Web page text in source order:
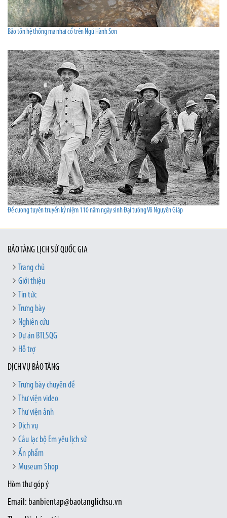
Bảo tồn hệ thống ma nhai cổ trên Ngũ Hành Sơn
Đề cương tuyên truyền kỷ niệm 110 năm ngày sinh Đại tướng Võ Nguyên Giáp
BẢO TÀNG LỊCH SỬ QUỐC GIA
Trang chủ
Giới thiệu
Tin tức
Trưng bày
Nghiên cứu
Dự án BTLSQG
Hỗ trợ
DỊCH VỤ BẢO TÀNG
Trưng bày chuyên đề
Thư viện video
Thư viện ảnh
Dịch vụ
Câu lạc bộ Em yêu lịch sử
Ấn phẩm
Museum Shop
Hòm thư góp ý
Email: banbientap@baotanglichsu.vn